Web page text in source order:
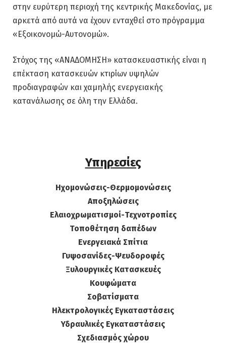
στην ευρύτερη περιοχή της κεντρικής Μακεδονίας, με
αρκετά από αυτά να έχουν ενταχθεί στο πρόγραμμα
«Εξοικονομώ-Αυτονομώ».
Στόχος της «ΑΝΑΔΟΜΗΣΗ» κατασκευαστικής είναι η
επέκταση κατασκευών κτιρίων υψηλών
προδιαγραφών και χαμηλής ενεργειακής
κατανάλωσης σε όλη την Ελλάδα.
Υπηρεσίες
Ηχομονώσεις-Θερμομονώσεις
Αποξηλώσεις
Ελαιοχρωματισμοί-Τεχνοτροπίες
Τοποθέτηση δαπέδων
Ενεργειακά Σπίτια
Γυψοσανίδες-Ψευδοροφές
Ξυλουργικές Κατασκευές
Κουφώματα
Σοβατίσματα
Ηλεκτρολογικές Εγκαταστάσεις
Υδραυλικές Εγκαταστάσεις
Σχεδιασμός χώρου